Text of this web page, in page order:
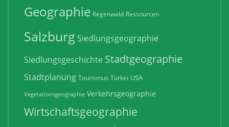
Geographie Regenwald Ressourcen
Salzburg Siedlungsgeographie
Siedlungsgeschichte Stadtgeographie
Stadtplanung Tourismus Türkei USA
Vegetationsgeographie Verkehrsgeographie
Wirtschaftsgeographie